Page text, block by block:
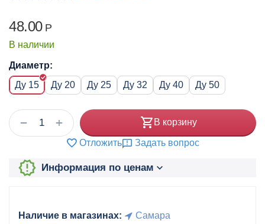
48.00 Р
В наличии
Диаметр:
Ду 15
Ду 20 Ду 25 Ду 32 Ду 40 Ду 50
+
− В корзину
Отложить Задать вопрос
Информация по ценам
Наличие в магазинах:
Самара